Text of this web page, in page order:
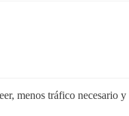
menos tráfico necesario y